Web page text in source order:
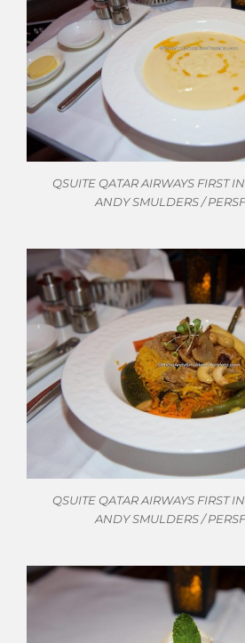
QSUITE QATAR AIRWAYS FIRST
ANDY SMULDERS /
QSUITE QATAR AIRWAYS FIRST
ANDY SMULDERS /